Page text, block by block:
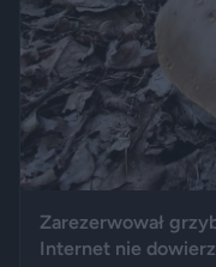
Zarezerwował
Internet nie